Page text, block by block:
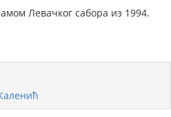
Левачког сабора из 1994.